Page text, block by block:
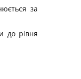
за
до рівня